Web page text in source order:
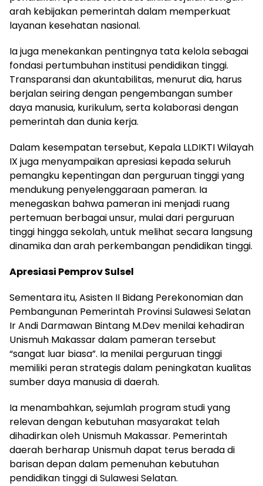
arah kebijakan pemerintah dalam memperkuat
layanan kesehatan nasional.
Ia juga menekankan pentingnya tata kelola sebagai
fondasi pertumbuhan institusi pendidikan tinggi.
Transparansi dan akuntabilitas, menurut dia, harus
berjalan seiring dengan pengembangan sumber
daya manusia, kurikulum, serta kolaborasi dengan
pemerintah dan dunia kerja.
Dalam kesempatan tersebut, Kepala LLDIKTI Wilayah
IX juga menyampaikan apresiasi kepada seluruh
pemangku kepentingan dan perguruan tinggi yang
mendukung penyelenggaraan pameran. Ia
menegaskan bahwa pameran ini menjadi ruang
pertemuan berbagai unsur, mulai dari perguruan
tinggi hingga sekolah, untuk melihat secara langsung
dinamika dan arah perkembangan pendidikan tinggi.
Apresiasi Pemprov Sulsel
Sementara itu, Asisten II Bidang Perekonomian dan
Pembangunan Pemerintah Provinsi Sulawesi Selatan
Ir Andi Darmawan Bintang M.Dev menilai kehadiran
Unismuh Makassar dalam pameran tersebut
“sangat luar biasa”. Ia menilai perguruan tinggi
memiliki peran strategis dalam peningkatan kualitas
sumber daya manusia di daerah.
Ia menambahkan, sejumlah program studi yang
relevan dengan kebutuhan masyarakat telah
dihadirkan oleh Unismuh Makassar. Pemerintah
daerah berharap Unismuh dapat terus berada di
barisan depan dalam pemenuhan kebutuhan
pendidikan tinggi di Sulawesi Selatan.